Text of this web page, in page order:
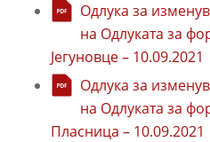
Одлука за
на Одлуката за
Јегуновце – 10.09.2021
Одлука за
на Одлуката за
Пласница – 10.09.2021